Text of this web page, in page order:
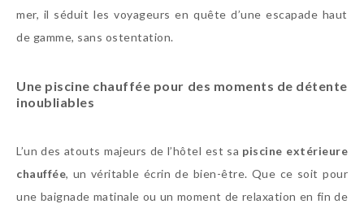
mer, il séduit les voyageurs en quête d’une escapade haut
de gamme, sans ostentation.
Une piscine chauffée pour des moments de détente
inoubliables
L’un des atouts majeurs de l’hôtel est sa piscine extérieure
chauffée, un véritable écrin de bien-être. Que ce soit pour
une baignade matinale ou un moment de relaxation en fin de